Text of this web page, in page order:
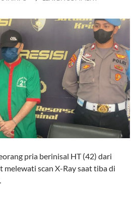
pria berinisal HT (42) dari
melewati scan X-Ray saat tiba di